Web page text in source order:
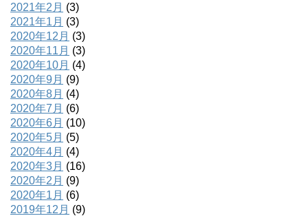
2021年2月 (3)
2021年1月 (3)
2020年12月 (3)
2020年11月 (3)
2020年10月 (4)
2020年9月 (9)
2020年8月 (4)
2020年7月 (6)
2020年6月 (10)
2020年5月 (5)
2020年4月 (4)
2020年3月 (16)
2020年2月 (9)
2020年1月 (6)
2019年12月 (9)